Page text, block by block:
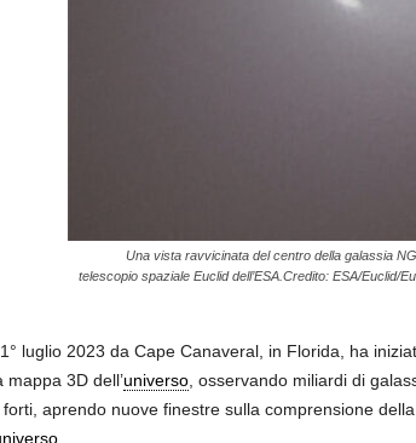
Una vista ravvicinata del centro della galassia
telescopio spaziale Euclid dell’ESA.Credito: ESA/Euclid/
1° luglio 2023 da Cape Canaveral, in Florida, ha
3D dell’universo, osservando miliardi di
aprendo nuove finestre sulla comprensione
.